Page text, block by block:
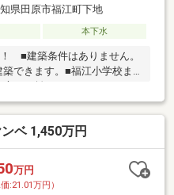
県田原市福江町下地
本下水
■建築条件はありません。
できます。■福江小学校ま
ベ 1,450万円
万円
価:21.01万円）